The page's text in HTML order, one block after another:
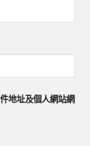
地址及個人網站網